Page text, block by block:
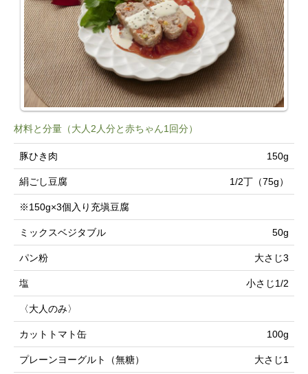
材料と分量（大人2人分と赤ちゃん1回分）
豚ひき肉 150g
絹ごし豆腐 1/2丁（75g）
※150g×3個入り充塡豆腐
ミックスベジタブル 50g
パン粉 大さじ3
塩 小さじ1/2
〈大人のみ〉
カットトマト缶 100g
プレーンヨーグルト（無糖） 大さじ1